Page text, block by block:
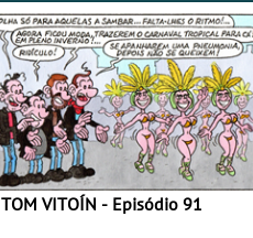
TOM VITOÍN - Episódio 91